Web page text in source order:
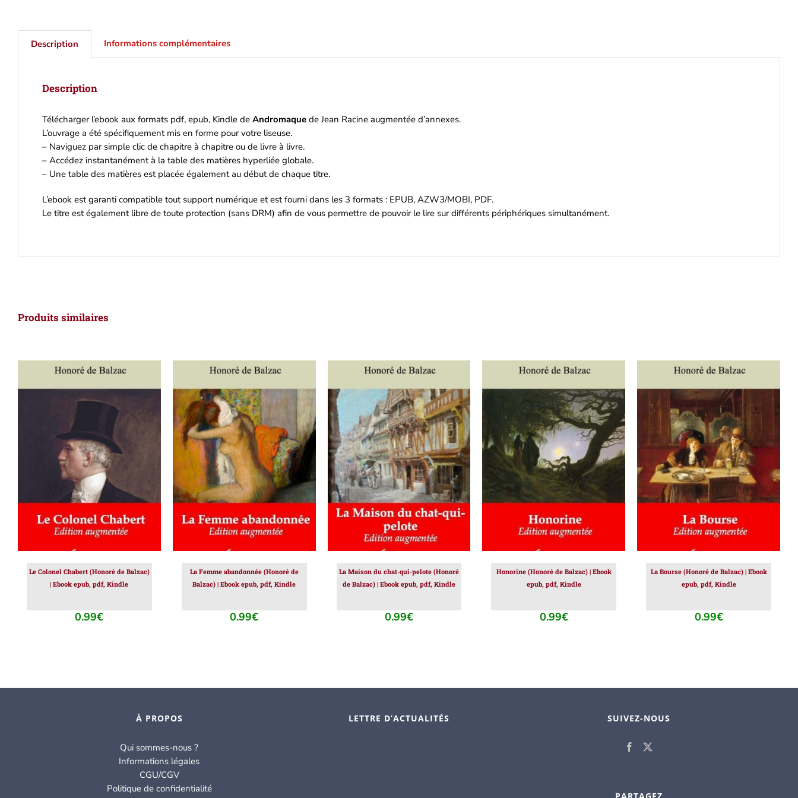
Description Informations complémentaires
Description
Télécharger l’ebook aux formats pdf, epub, Kindle de Andromaque de Jean Racine augmentée d’annexes.
L’ouvrage a été spécifiquement mis en forme pour votre liseuse.
– Naviguez par simple clic de chapitre à chapitre ou de livre à livre.
– Accédez instantanément à la table des matières hyperliée globale.
– Une table des matières est placée également au début de chaque titre.
L’ebook est garanti compatible tout support numérique et est fourni dans les 3 formats : EPUB, AZW3/MOBI, PDF.
Le titre est également libre de toute protection (sans DRM) afin de vous permettre de pouvoir le lire sur différents périphériques simultanément.
Produits similaires
AJOUTER AU PANIER
DÉTAILS
Le Colonel Chabert (Honoré de Balzac)
| Ebook epub, pdf, Kindle
0.99€
AJOUTER AU PANIER
/
DÉTAILS
La Femme abandonnée (Honoré de
Balzac) | Ebook epub, pdf, Kindle
0.99€
AJOUTER AU PANIER
/
DÉTAILS
La Maison du chat-qui-pelote (Honoré
de Balzac) | Ebook epub, pdf, Kindle
0.99€
AJOUTER AU PANIER
DÉTAILS
Honorine (Honoré de Balzac) | Ebook
epub, pdf, Kindle
0.99€
AJOUTER AU PANIER
/
DÉTAILS
La Bourse (Honoré de Balzac) | Ebook
epub, pdf, Kindle
0.99€
À PROPOS
Qui sommes-nous ?
Informations légales
CGU/CGV
Politique de confidentialité
LETTRE D’ACTUALITÉS SUIVEZ-NOUS